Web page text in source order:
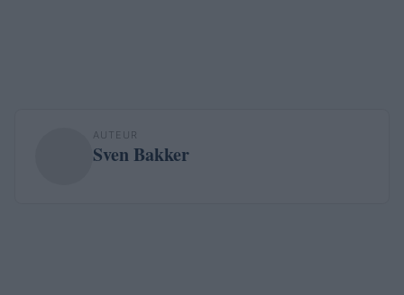
AUTEUR
Sven Bakker